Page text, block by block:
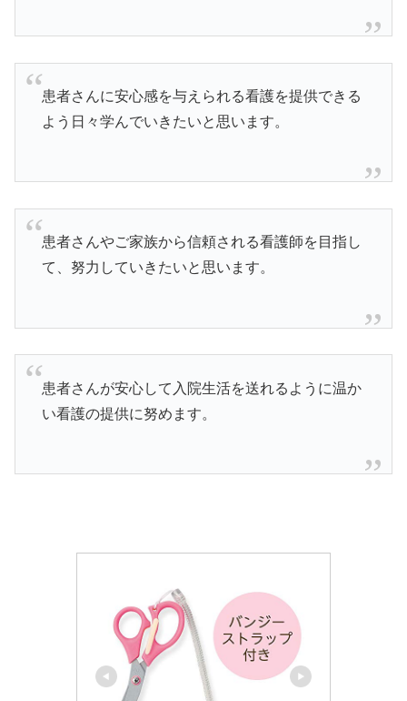
患者さんに安心感を与えられる看護を提供できる
よう日々学んでいきたいと思います。
患者さんやご家族から信頼される看護師を目指し
て、努力していきたいと思います。
患者さんが安心して入院生活を送れるように温か
い看護の提供に努めます。